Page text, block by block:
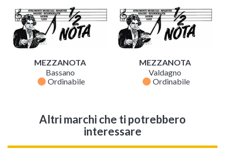
MEZZANOTA
Bassano
fiber_manual_record Ordinabile
MEZZANOTA
Valdagno
fiber_manual_record Ordinabile
Altri marchi che ti potrebbero
interessare